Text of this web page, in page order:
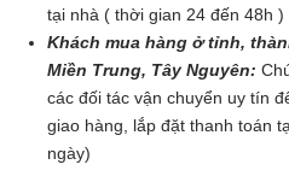
tại nhà ( thời gian 24 đến 48h )
Khách mua hàng ở tỉnh,
Miền Trung, Tây Nguyên:
các đối tác vận chuyển uy tín
giao hàng, lắp đặt thanh toán
ngày)